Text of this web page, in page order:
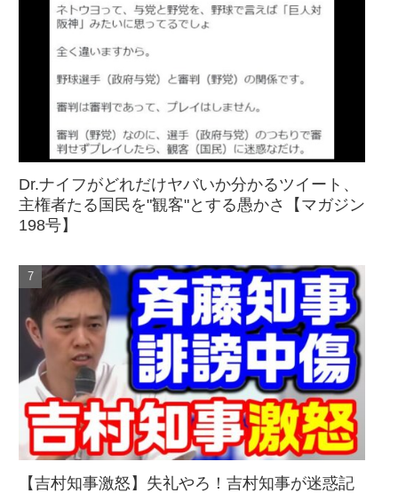
Dr.ナイフがどれだけヤバいか分かるツイート、
主権者たる国民を"観客"とする愚かさ【マガジン
198号】
【吉村知事激怒】失礼やろ！吉村知事が迷惑記